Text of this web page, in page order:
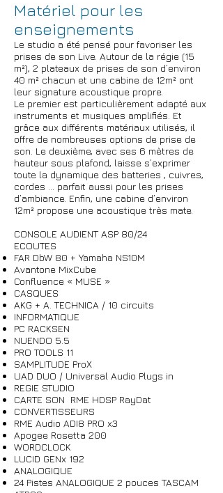
Matériel pour les
enseignements
Le studio a été pensé pour favoriser les
prises de son Live. Autour de la régie (15
m²), 2 plateaux de prises de son d’environ
40 m² chacun et une cabine de 12m² ont
leur signature acoustique propre.
Le premier est particulièrement adapté aux
instruments et musiques amplifiés. Et
grâce aux différents matériaux utilisés, il
offre de nombreuses options de prise de
son. Le deuxième, avec ses 6 mètres de
hauteur sous plafond, laisse s’exprimer
toute la dynamique des batteries , cuivres,
cordes … parfait aussi pour les prises
d’ambiance. Enfin, une cabine d’environ
12m² propose une acoustique très mate.
CONSOLE AUDIENT ASP 80/24
ECOUTES
FAR DbW 80 + Yamaha NS10M
Avantone MixCube
Confluence « MUSE »
CASQUES
AKG + A. TECHNICA / 10 circuits
INFORMATIQUE
PC RACKSEN
NUENDO 5.5
PRO TOOLS 11
SAMPLITUDE ProX
UAD DUO / Universal Audio Plugs in
REGIE STUDIO
CARTE SON RME HDSP RayDat
CONVERTISSEURS
RME Audio ADI8 PRO x3
Apogee Rosetta 200
WORDCLOCK
LUCID GENx 192
ANALOGIQUE
24 Pistes ANALOGIQUE 2 pouces TASCAM